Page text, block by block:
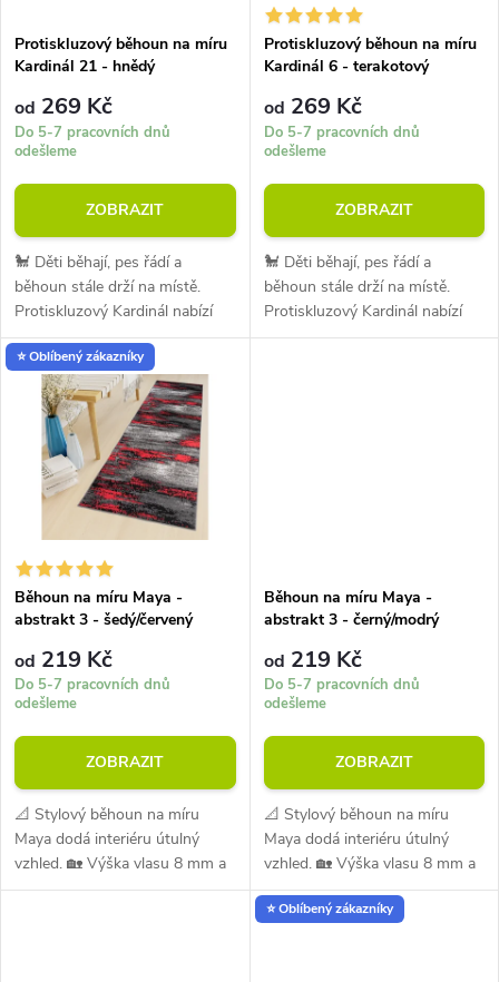
p
r
o
d
u
k
s
p
r
o
d
u
k
Protiskluzový běhoun na míru
Kardinál 21 - hnědý
od 269 Kč
Do 5-7 pracovních dnů
odešleme
ZOBRAZIT
🐩 Děti běhají, pes řádí a
běhoun stále drží na místě.
Protiskluzový Kardinál nabízí
bezpečný krok, moderní design
a nízký profil vhodný i pod
dveře. Bez problémů
spolupracuje s...
Protiskluzový běhoun na míru
Kardinál 6 - terakotový
od 269 Kč
Do 5-7 pracovních dnů
odešleme
ZOBRAZIT
🐩 Děti běhají, pes řádí a
běhoun stále drží na místě.
Protiskluzový Kardinál nabízí
bezpečný krok, moderní design
⭐ Oblíbený zákazníky
Běhoun na míru Maya -
abstrakt 3 - šedý/červený
od 219 Kč
Do 5-7 pracovních dnů
odešleme
ZOBRAZIT
📐 Stylový běhoun na míru
Maya dodá interiéru útulný
vzhled. 🏡 Výška vlasu 8 mm a
gramáž 1350 g/m² zajišťují
Běhoun na míru Maya -
abstrakt 3 - černý/modrý
od 219 Kč
Do 5-7 pracovních dnů
odešleme
ZOBRAZIT
📐 Stylový běhoun na míru
Maya dodá interiéru útulný
vzhled. 🏡 Výška vlasu 8 mm a
gramáž 1350 g/m² zajišťují
pohodlí při každodenním
⭐ Oblíbený zákazníky